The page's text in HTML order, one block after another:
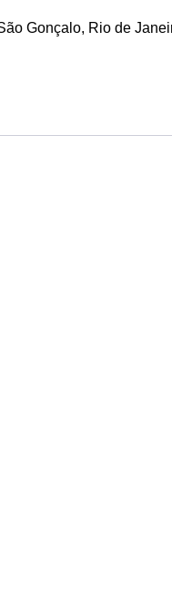
Gonçalo, Rio de